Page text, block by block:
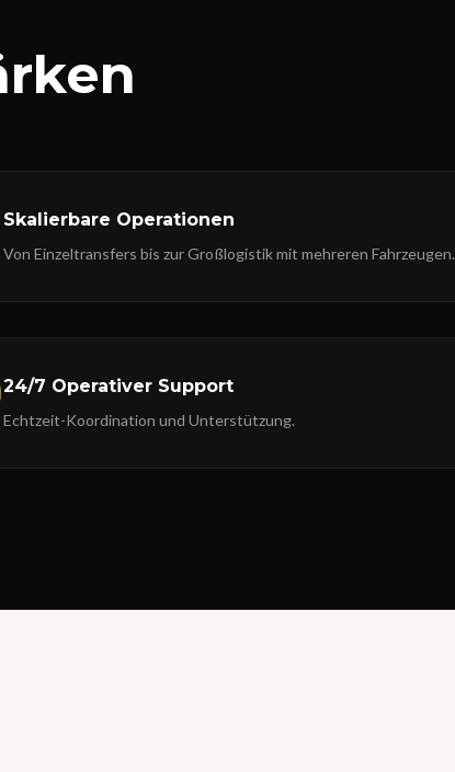
Skalierbare Operationen
Von Einzeltransfers bis zur Großlogistik mit mehreren Fahrzeugen.
24/7 Operativer Support
Echtzeit-Koordination und Unterstützung.